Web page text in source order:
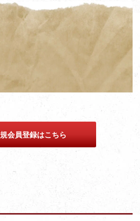
会員登録はこちら